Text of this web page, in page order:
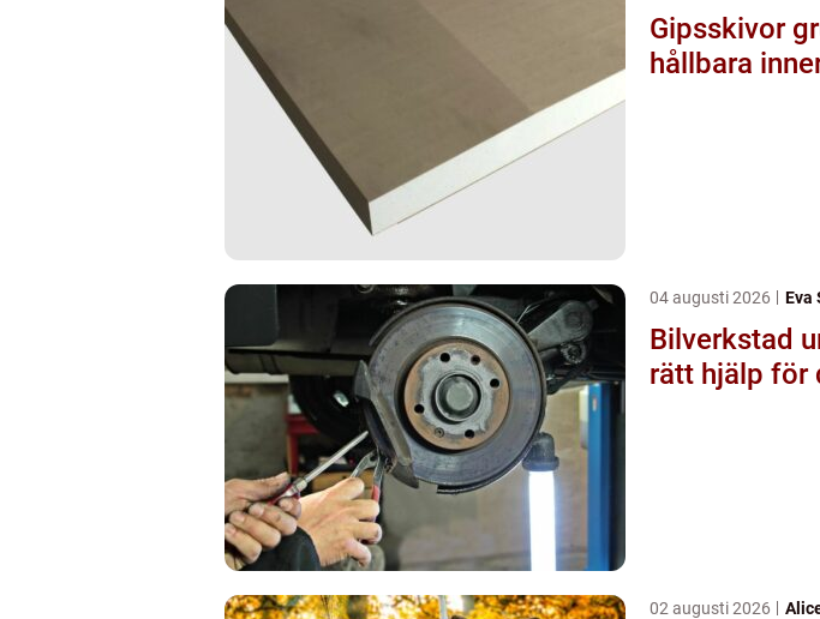
Gipsskivor grunden i moderna,
hållbara
04 augusti 2026 Eva
Bilverkstad umeå så
rätt hjälp för
02 augusti 2026